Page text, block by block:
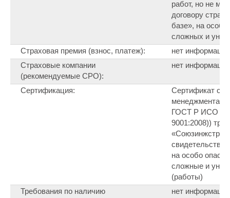
работ, но не
договору
базе», на
сложных и
Страховая премия (взнос, платеж):
нет информации
Страховые компании
(рекомендуемые СРО):
нет информации
Сертификация:
Cертификат
менеджмента
ГОСТ Р ИСО
9001:2008))
свидетельства
на особо
сложные и
(работы)
Требования по наличию
нет информации